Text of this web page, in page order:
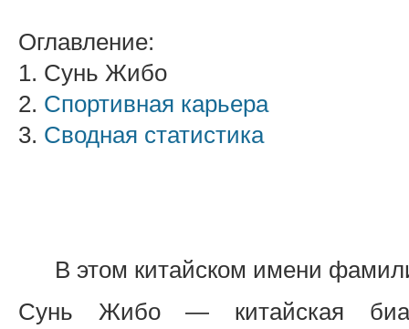
Оглавление:
1. Сунь Жибо
2. Спортивная карьера
3. Сводная статистика
В этом китайском имени
Сунь Жибо — китайская